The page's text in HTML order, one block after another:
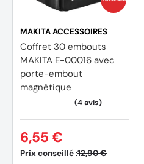
MAKITA ACCESSOIRES
Coffret 30 embouts
MAKITA E-00016 avec
porte-embout
magnétique
Prix conseillé :12,90 €
6,55 €